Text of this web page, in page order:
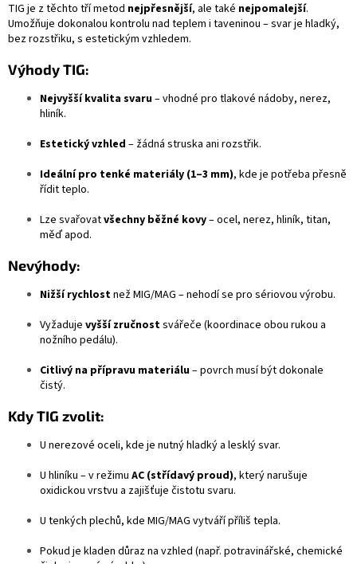
TIG je z těchto tří metod nejpřesnější, ale také nejpomalejší.
Umožňuje dokonalou kontrolu nad teplem i taveninou – svar je hladký,
bez rozstřiku, s estetickým vzhledem.
Výhody TIG:
Nejvyšší kvalita svaru– vhodné pro tlakové nádoby, nerez,
hliník.
Estetický vzhled – žádná struska ani rozstřik.
Ideální pro tenké materiály (1–3 mm), kde je potřeba přesně
řídit teplo.
Lze svařovatvšechny běžné kovy– ocel, nerez, hliník, titan,
měď apod.
Nevýhody:
Nižší rychlostnež MIG/MAG – nehodí se pro sériovou výrobu.
Vyžaduje vyšší zručnostsvářeče (koordinace obou rukou a
nožního pedálu).
Citlivý na přípravu materiálu– povrch musí být dokonale
čistý.
Kdy TIG zvolit:
U nerezové oceli, kde je nutný hladký a lesklý svar.
U hliníku – v režimu AC (střídavý proud), který narušuje
oxidickou vrstvu a zajišťuje čistotu svaru.
U tenkých plechů, kde MIG/MAG vytváří příliš tepla.
Pokud je kladen důraz na vzhled (např. potravinářské, chemické